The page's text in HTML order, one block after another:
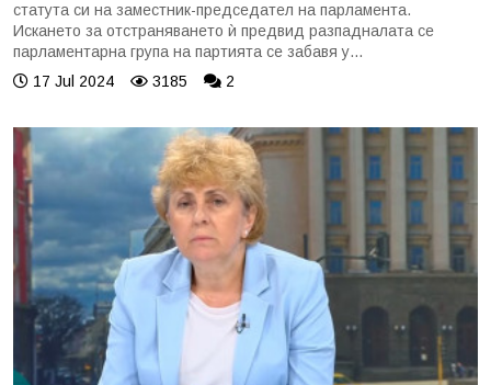
статута си на заместник-председател на парламента.
Искането за отстраняването ѝ предвид разпадналата се
парламентарна група на партията се забавя у...
17 Jul 2024
3185 2